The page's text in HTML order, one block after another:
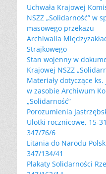
Uchwała Krajowej
NSZZ „Solidarność” w
masowego przekazu
Archiwalia
Strajkowego
Stan wojenny w
Krajowej NSZZ
Materiały dotyczące ks.
w zasobie Archiwum
„Solidarność”
Porozumienia
Ulotki rocznicowe, 15-
347/76/6
Litania do Narodu
347/134/41
Plakaty Solidarności